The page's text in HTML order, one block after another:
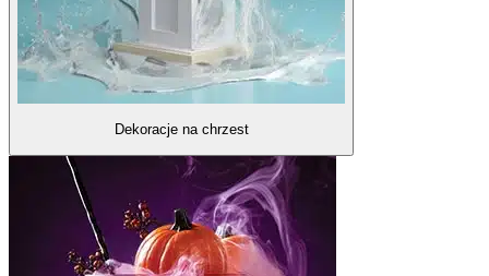
Dekoracje na chrzest